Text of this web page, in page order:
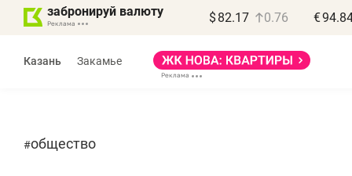
забронируй валюту $ 82.17 0.76 €
Казань Закамье
#общество